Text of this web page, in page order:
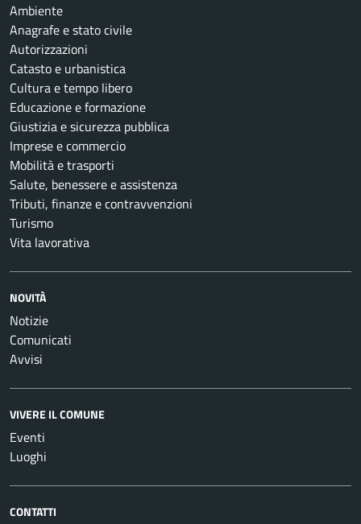
Ambiente
Anagrafe e stato civile
Autorizzazioni
Catasto e urbanistica
Cultura e tempo libero
Educazione e formazione
Giustizia e sicurezza pubblica
Imprese e commercio
Mobilità e trasporti
Salute, benessere e assistenza
Tributi, finanze e contravvenzioni
Turismo
Vita lavorativa
NOVITÀ
Notizie
Comunicati
Avvisi
VIVERE IL COMUNE
Eventi
Luoghi
CONTATTI